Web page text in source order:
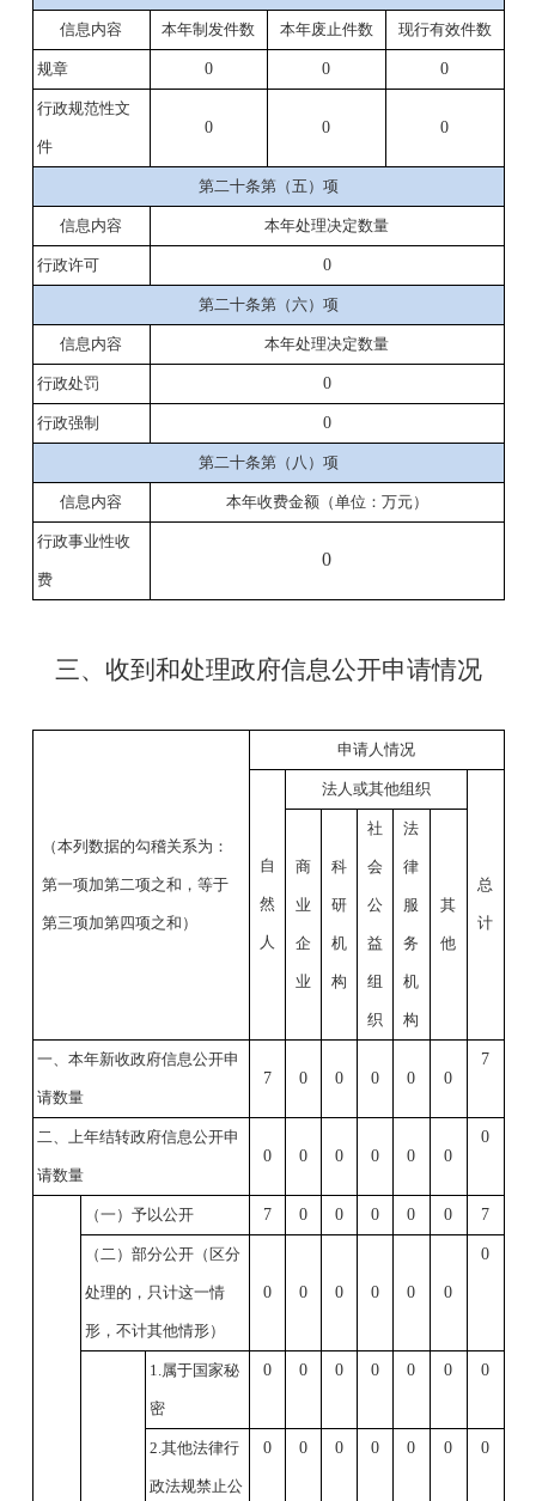
信息内容 本年制发件数 本年废止件数 现行有效件数
规章 0 0 0
行政规范性文
件
0 0 0
第二十条第（五）项
信息内容 本年处理决定数量
行政许可 0
第二十条第（六）项
信息内容 本年处理决定数量
行政处罚 0
行政强制 0
第二十条第（八）项
信息内容 本年收费金额（单位：万元）
行政事业性收
费
0
三、收到和处理政府信息公开申请情况
（本列数据的勾稽关系为：
第一项加第二项之和，等于
第三项加第四项之和）
申请人情况
自
然
人
法人或其他组织
总
计
商
业
企
业
科
研
机
构
社
会
公
益
组
织
法
律
服
务
机
构
其
他
一、本年新收政府信息公开申
请数量
7 0 0 0 0 0
7
二、上年结转政府信息公开申
请数量
0 0 0 0 0 0
0
（一）予以公开 7 0 0 0 0 0 7
（二）部分公开 （区分
处理的，只计这一情
形，不计其他情形）
0 0 0 0 0 0
0
1.属于国家秘
密
0 0 0 0 0 0 0
2.其他法律行
政法规禁止公
0 0 0 0 0 0 0